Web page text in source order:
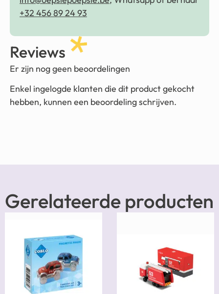
+32 456 89 24 93
Reviews
Er zijn nog geen beoordelingen
Enkel ingelogde klanten die dit product gekocht
hebben, kunnen een beoordeling schrijven.
Gerelateerde producten